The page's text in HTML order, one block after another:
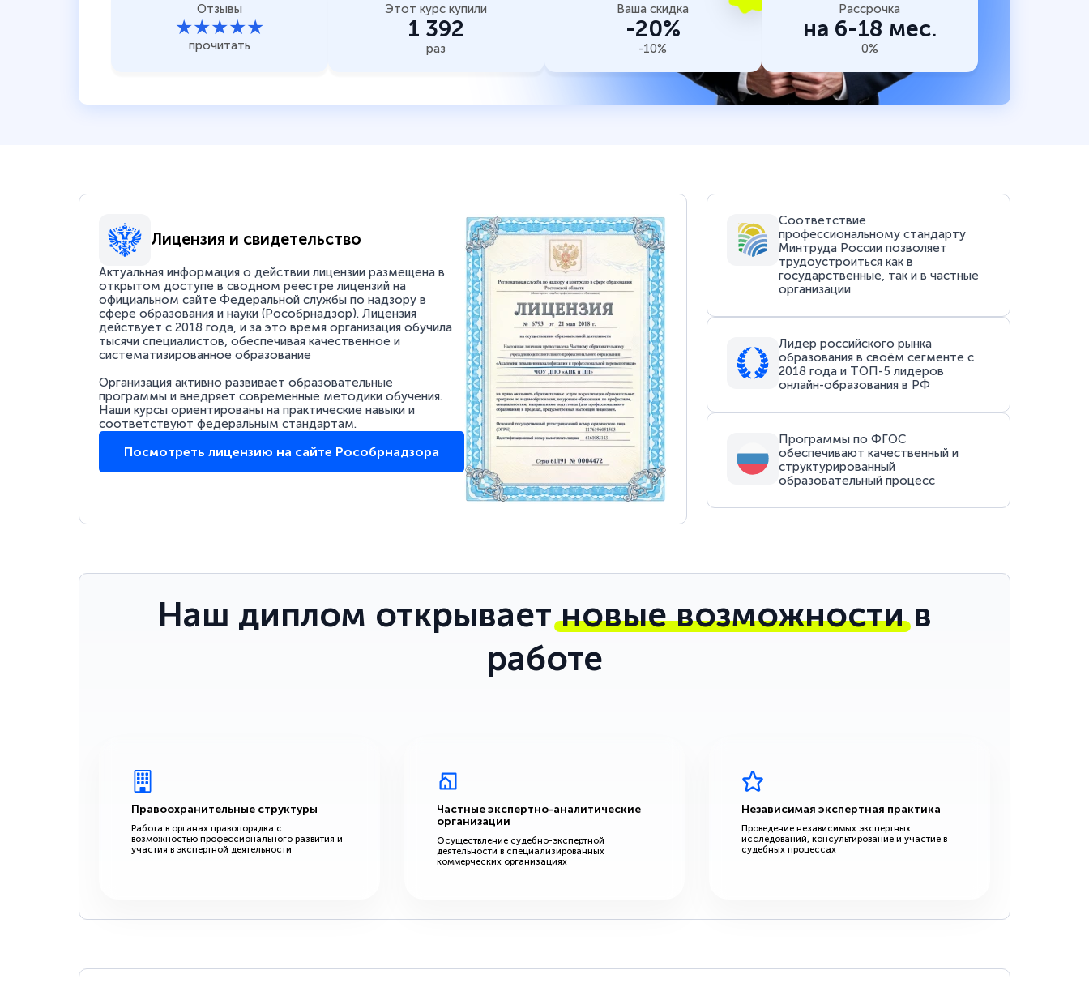
Отзывы
★★★★★
прочитать
Этот курс купили
1 392
раз
Ваша скидка
-20%
-10%
Рассрочка
на 6-18 мес.
0%
Лицензия и свидетельство
Актуальная информация о действии лицензии размещена в
открытом доступе в сводном реестре лицензий на
официальном сайте Федеральной службы по надзору в
сфере образования и науки (Рособрнадзор). Лицензия
действует с 2018 года, и за это время организация обучила
тысячи специалистов, обеспечивая качественное и
систематизированное образование
Организация активно развивает образовательные
программы и внедряет современные методики обучения.
Наши курсы ориентированы на практические навыки и
соответствуют федеральным стандартам.
Посмотреть лицензию на сайте Рособрнадзора
Соответствие
профессиональному стандарту
Минтруда России позволяет
трудоустроиться как в
государственные, так и в частные
организации
Лидер российского рынка
образования в своём сегменте с
2018 года и ТОП-5 лидеров
онлайн-образования в РФ
Программы по ФГОС
обеспечивают качественный и
структурированный
образовательный процесс
Наш диплом открываетновые возможностив
работе
Правоохранительные структуры
Работа в органах правопорядка с
возможностью профессионального развития и
участия в экспертной деятельности
Частные экспертно-аналитические
организации
Осуществление судебно-экспертной
деятельности в специализированных
коммерческих организациях
Независимая экспертная практика
Проведение независимых экспертных
исследований, консультирование и участие в
судебных процессах